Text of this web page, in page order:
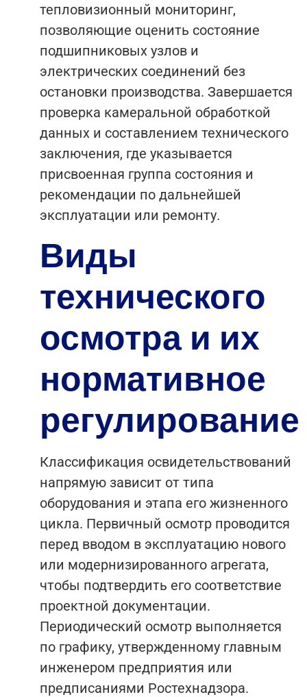
тепловизионный мониторинг,
позволяющие оценить состояние
подшипниковых узлов и
электрических соединений без
остановки производства. Завершается
проверка камеральной обработкой
данных и составлением технического
заключения, где указывается
присвоенная группа состояния и
рекомендации по дальнейшей
эксплуатации или ремонту.
Виды
технического
осмотра и их
нормативное
регулирование
Классификация освидетельствований
напрямую зависит от типа
оборудования и этапа его жизненного
цикла. Первичный осмотр проводится
перед вводом в эксплуатацию нового
или модернизированного агрегата,
чтобы подтвердить его соответствие
проектной документации.
Периодический осмотр выполняется
по графику, утвержденному главным
инженером предприятия или
предписаниями Ростехнадзора.